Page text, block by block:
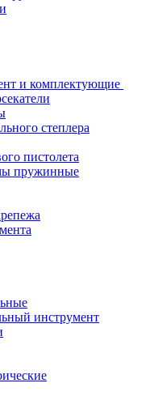
и комплектующие
степлера
пистолета
пружинные
инструмент